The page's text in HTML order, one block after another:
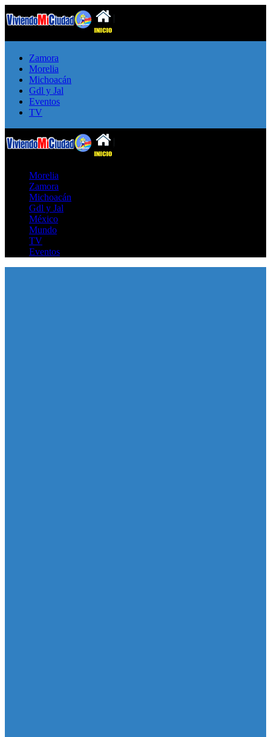
Zamora
Morelia
Michoacán
Gdl y Jal
Eventos
TV
Morelia
Zamora
Michoacán
Gdl y Jal
México
Mundo
TV
Eventos